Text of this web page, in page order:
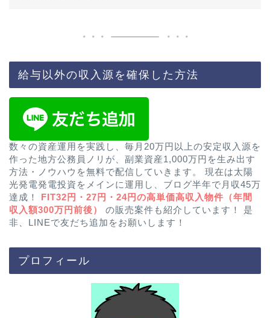
給与以外の収入源を確保した方法
数々の資産運用を実践し、毎月20万円以上の安定収入源を
作った地方公務員ノリが、副業資産1,000万円を生み出す
方法・ノウハウを無料で配信していきます。 現在は太陽
光発電発電投資をメインに運用し、ブログ半年で月収45万
達成！ FIT32円・27円・24円の高単価高収入物件（年間
収入額300万円前後）
の販売案件も紹介しています！ 是
非、LINEで友だち追加をお願いします！
プロフィール